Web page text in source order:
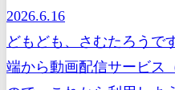
2026.6.16
どもども、さむたろうで
端から動画配信サービス